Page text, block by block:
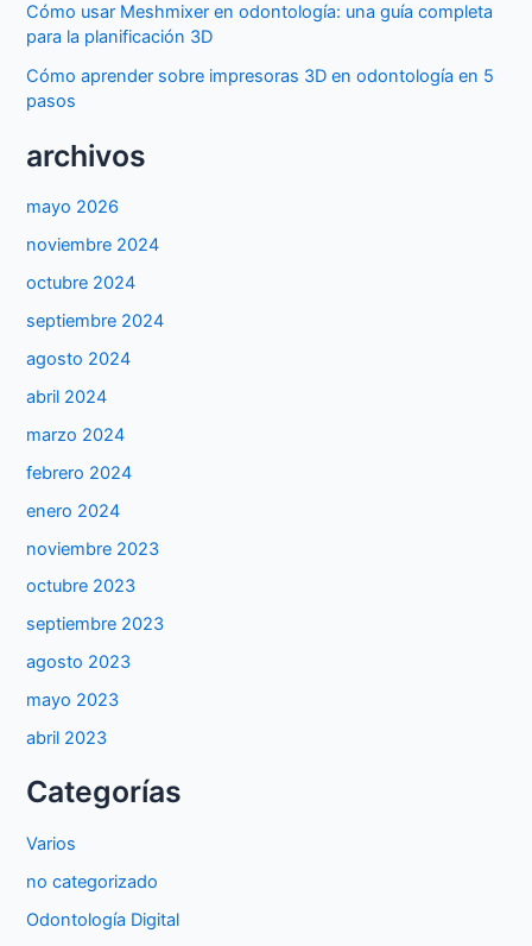
Cómo usar Meshmixer en odontología: una guía completa
para la planificación 3D
Cómo aprender sobre impresoras 3D en odontología en 5
pasos
archivos
mayo 2026
noviembre 2024
octubre 2024
septiembre 2024
agosto 2024
abril 2024
marzo 2024
febrero 2024
enero 2024
noviembre 2023
octubre 2023
septiembre 2023
agosto 2023
mayo 2023
abril 2023
Categorías
Varios
no categorizado
Odontología Digital